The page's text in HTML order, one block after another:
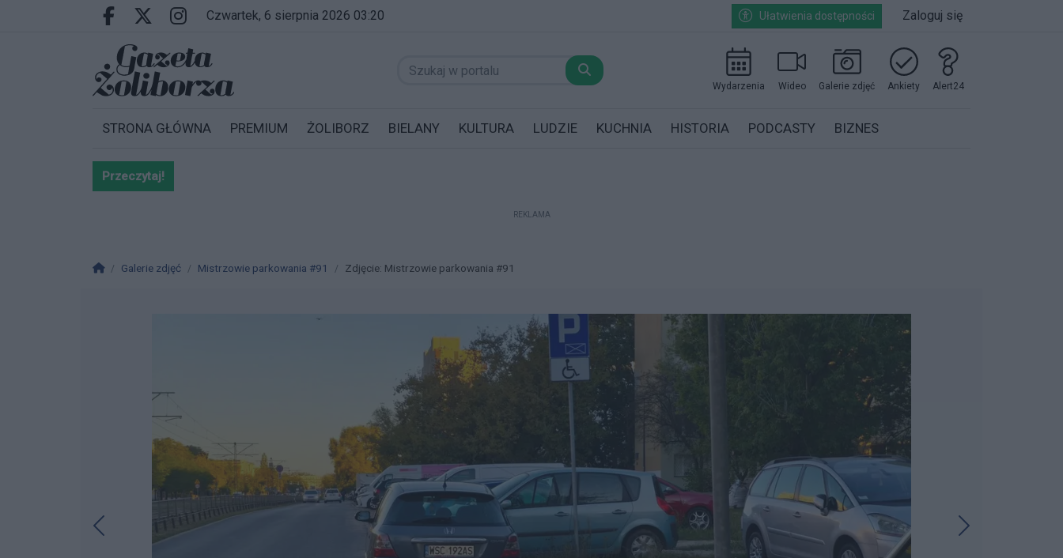
Przejdź do głównych treści
Przejdź do wyszukiwarki
Przejdź do głównego menu
Facebook.com
X.comInstagram.com
czwartek, 6 sierpnia 2026 03:20 Ułatwienia dostępności Zaloguj się
Wydarzenia Wideo Galerie zdjęć Ankiety Alert24
STRONA GŁÓWNA PREMIUM ŻOLIBORZ BIELANY KULTURA LUDZIE KUCHNIA HISTORIA PODCASTY BIZNES
Przeczytaj!
REKLAMA
Strona główna
Galerie zdjęć Mistrzowie parkowania #91 Zdjęcie: Mistrzowie parkowania #91